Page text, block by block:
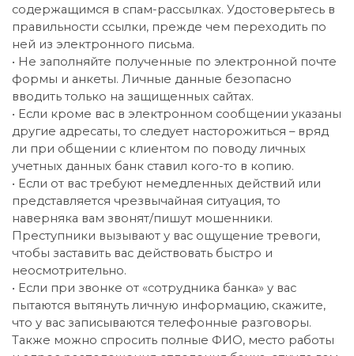
содержащимся в спам-рассылках. Удостоверьтесь в
правильности ссылки, прежде чем переходить по
ней из электронного письма.
• Не заполняйте полученные по электронной почте
формы и анкеты. Личные данные безопасно
вводить только на защищенных сайтах.
• Если кроме вас в электронном сообщении указаны
другие адресаты, то следует насторожиться – вряд
ли при общении с клиентом по поводу личных
учетных данных банк ставил кого-то в копию.
• Если от вас требуют немедленных действий или
представляется чрезвычайная ситуация, то
наверняка вам звонят/пишут мошенники.
Преступники вызывают у вас ощущение тревоги,
чтобы заставить вас действовать быстро и
неосмотрительно.
• Если при звонке от «сотрудника банка» у вас
пытаются вытянуть личную информацию, скажите,
что у вас записываются телефонные разговоры.
Также можно спросить полные ФИО, место работы